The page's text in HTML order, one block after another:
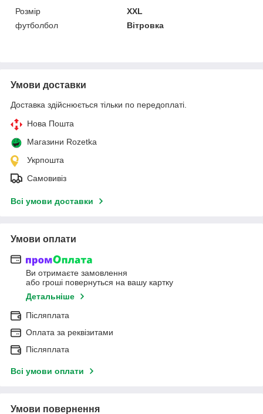
Розмір
XXL
футболбол
Вітровка
Умови доставки
Доставка здійснюється тільки по передоплаті.
Нова Пошта
Магазини Rozetka
Укрпошта
Самовивіз
Всі умови доставки
Умови оплати
Ви отримаєте замовлення
або гроші повернуться на вашу картку
Детальніше
Післяплата
Оплата за реквізитами
Післяплата
Всі умови оплати
Умови повернення